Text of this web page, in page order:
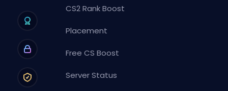
CS2 Rank Boost
Placement
Free CS Boost
Server Status